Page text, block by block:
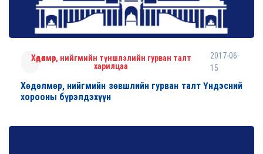
Хөдөлмөр, нийгмийн түншлэлийн гурван талт
харилцаа
2017-06-
15
Хөдөлмөр, нийгмийн зөвшлийн гурван талт Үндэсний
хорооны бүрэлдэхүүн